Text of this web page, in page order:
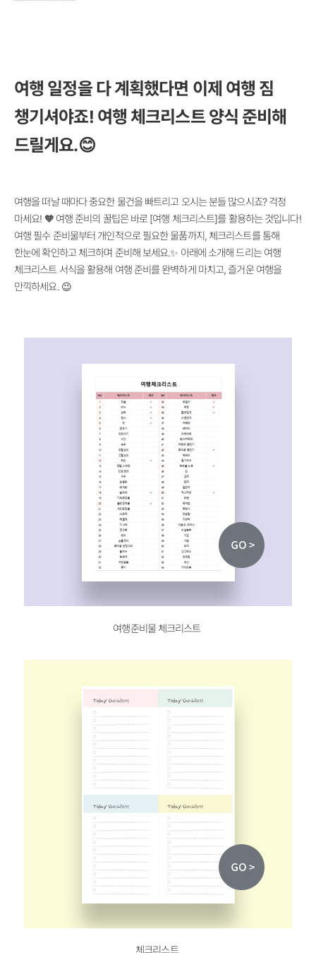
여행 일정을 다 계획했다면 이제 여행 짐
챙기셔야죠! 여행 체크리스트 양식 준비해
드릴게요.😊
여행을 떠날 때마다 중요한 물건을 빠트리고 오시는 분들 많으시죠? 걱정
마세요! 🧡 여행 준비의 꿀팁은 바로 [여행 체크리스트]를 활용하는 것입니다!
여행 필수 준비물부터 개인적으로 필요한 물품까지, 체크리스트를 통해
한눈에 확인하고 체크하며 준비해 보세요.✨ 아래에 소개해 드리는 여행
체크리스트 서식을 활용해 여행 준비를 완벽하게 마치고, 즐거운 여행을
만끽하세요. 😉
여행준비물 체크리스트
체크리스트